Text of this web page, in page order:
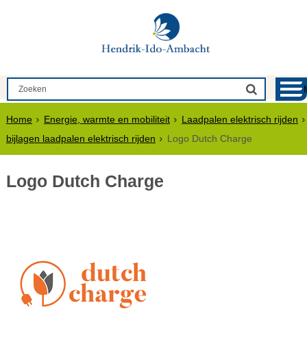
Home Energie, warmte en mobiliteit
Laadpalen elektrisch rijden
bijlagen laadpalen elektrisch rijden
Logo Dutch Charge
Logo Dutch Charge